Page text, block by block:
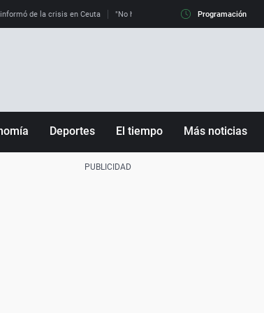
de la crisis en Ceuta "No hay mafias, que no nos engañen":
Programación
Deportes El tiempo Más noticias